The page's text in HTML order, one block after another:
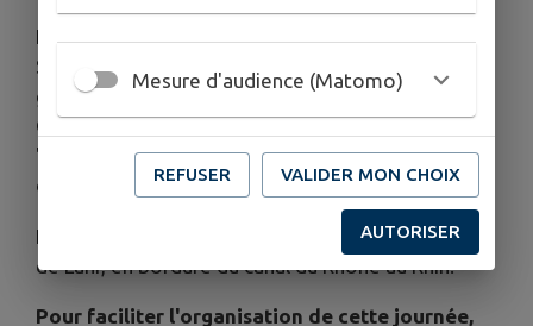
Nous découvrirons enfin la remarquable église
Saint-Jean de l'architecte Anton Korady avec la
grille monumentale en bronze sculpté de Maurice
Calka. Consacrée en 1964, elle est labellisée
"Patrimoine du XXe siècle" et protégée au titre
des Monuments Historiques.
Nous nous retrouverons à 10h au parking avenue
de Lahr, en bordure du canal du Rhône au Rhin.
Pour faciliter l'organisation de cette journée,
Mesure d'audience (Matomo)
REFUSER VALIDER MON CHOIX
AUTORISER